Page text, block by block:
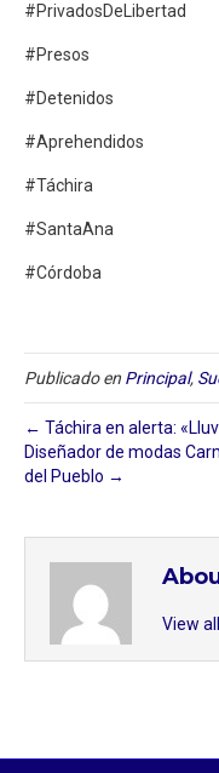
#PrivadosDeLibertad
#Presos
#Detenidos
#Aprehendidos
#Táchira
#SantaAna
#Córdoba
Publicado en Principal,
← Táchira en alerta:
Diseñador de modas
del Pueblo →
View